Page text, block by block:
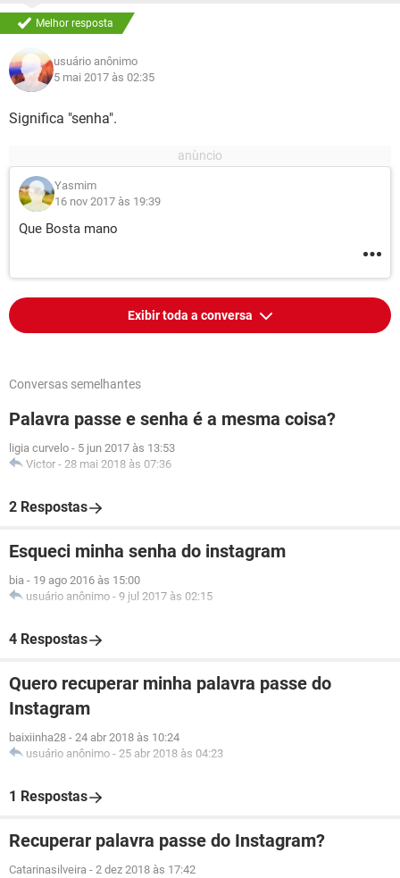
Melhor resposta
usuário anônimo
5 mai 2017 às 02:35
Significa "senha".
Yasmim
16 nov 2017 às 19:39
Que Bosta mano
Exibir toda a conversa
Conversas semelhantes
Palavra passe e senha é a mesma coisa?
ligia curvelo - 5 jun 2017 às 13:53
Victor - 28 mai 2018 às 07:36
2 Respostas
Esqueci minha senha do instagram
bia - 19 ago 2016 às 15:00
usuário anônimo - 9 jul 2017 às 02:15
4 Respostas
Quero recuperar minha palavra passe do
Instagram
baixiinha28 - 24 abr 2018 às 10:24
usuário anônimo - 25 abr 2018 às 04:23
1 Respostas
Recuperar palavra passe do Instagram?
Catarinasilveira - 2 dez 2018 às 17:42